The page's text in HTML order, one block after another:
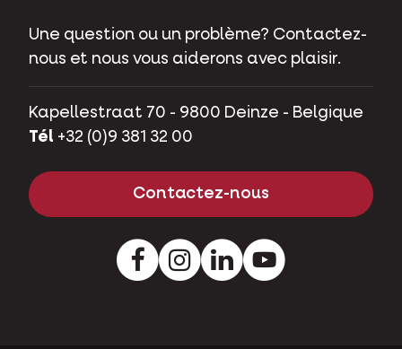
Une question ou un problème? Contactez-
nous et nous vous aiderons avec plaisir.
Kapellestraat 70 - 9800 Deinze - Belgique
Tél +32 (0)9 381 32 00
Contactez-nous
FacebookInstagram
LinkedInYoutube